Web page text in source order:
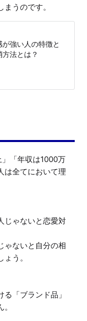
うのです。
強い人の特徴と
法とは？
「年収は1000万
は全てにおいて理
じゃないと恋愛対
ゃないと自分の相
う。
「ブランド品」